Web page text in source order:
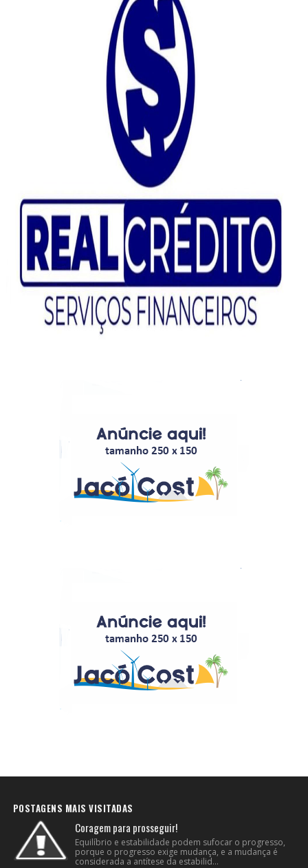
POSTAGENS MAIS VISITADAS
Coragem para prosseguir!
Equilíbrio e estabilidade podem sufocar o progresso,
porque o progresso exige mudança, e a mudança é
considerada a antítese da estabilid...